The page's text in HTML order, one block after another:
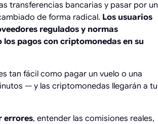
transferencias bancarias y pasar por un
de forma radical. Los usuarios
regulados y normas
pagos con criptomonedas en su
tan fácil como pagar un vuelo o una
— y las criptomonedas llegarán a tu
errores, entender las comisiones reales,